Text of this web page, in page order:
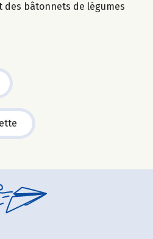
des bâtonnets de légumes